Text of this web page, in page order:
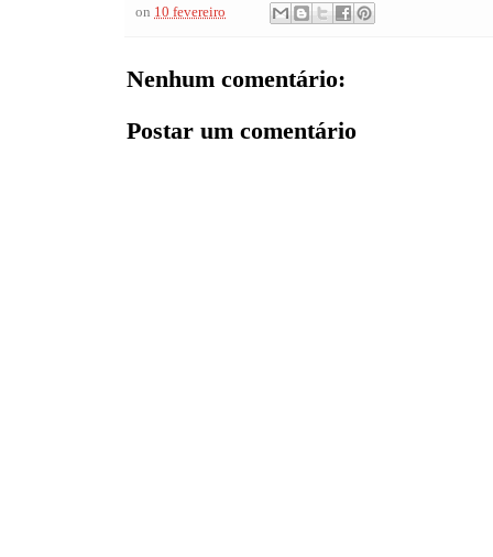
on 10 fevereiro
Nenhum comentário:
Postar um comentário